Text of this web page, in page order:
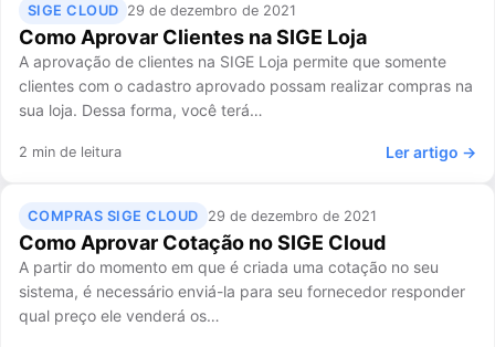
SIGE CLOUD 29 de dezembro de 2021
Como Aprovar Clientes na SIGE Loja
A aprovação de clientes na SIGE Loja permite que somente
clientes com o cadastro aprovado possam realizar compras na
sua loja. Dessa forma, você terá…
2 min de leitura Ler artigo →
COMPRAS SIGE CLOUD 29 de dezembro de 2021
Como Aprovar Cotação no SIGE Cloud
A partir do momento em que é criada uma cotação no seu
sistema, é necessário enviá-la para seu fornecedor responder
qual preço ele venderá os…